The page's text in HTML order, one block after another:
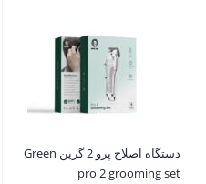
دستگاه اصلاح پرو 2 گرین Green
pro 2 grooming set